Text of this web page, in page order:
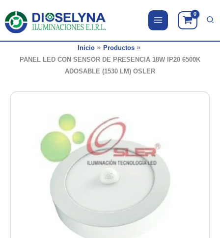
contenido
Inicio
Productos
PANEL LED CON SENSOR DE PRESENCIA 18W IP20 6500K
ADOSABLE (1530 LM) OSLER